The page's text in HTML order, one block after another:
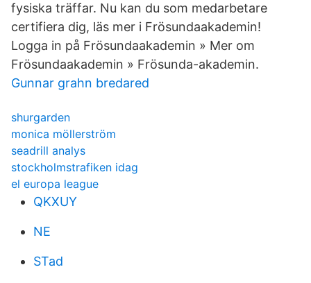
fysiska träffar. Nu kan du som medarbetare
certifiera dig, läs mer i Frösundaakademin!
Logga in på Frösundaakademin » Mer om
Frösundaakademin » Frösunda-akademin.
Gunnar grahn bredared
shurgarden
monica möllerström
seadrill analys
stockholmstrafiken idag
el europa league
QKXUY
NE
STad